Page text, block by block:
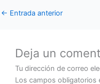
← Entrada anterior
Deja un
Tu dirección de correo
Los campos obligatorios